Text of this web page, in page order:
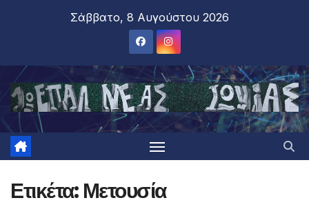
Σάββατο, 8 Αυγούστου 2026
Ετικέτα: Μετουσία